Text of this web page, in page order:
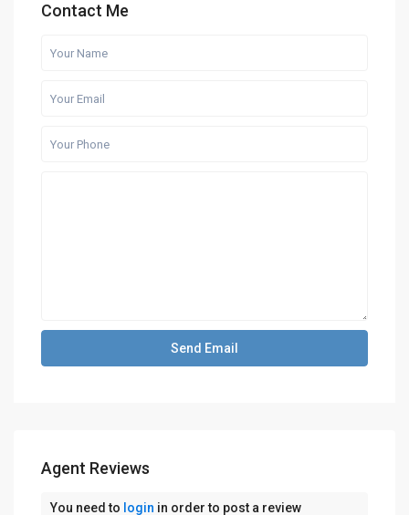
Contact Me
Agent Reviews
You need to login in order to post a review